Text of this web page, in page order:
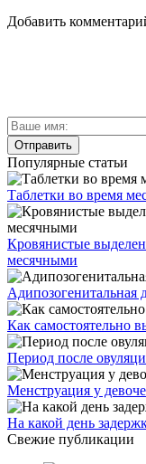
Добавить
Популярные статьи
Таблетки во время
Кровянистые
месячными
Адипозогенитальная
Как самостоятельно
Период после
Менструация у
На какой день
Свежие публикации